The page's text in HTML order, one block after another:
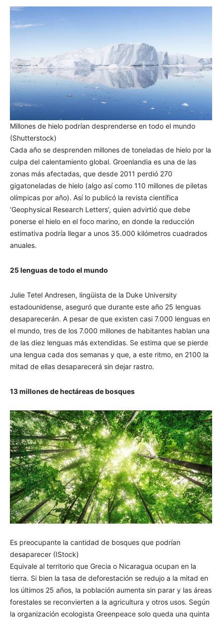
Millones de hielo podrían desprenderse en todo el mundo
(Shutterstock)
Cada año se desprenden millones de toneladas de hielo por la
culpa del calentamiento global. Groenlandia es una de las
zonas más afectadas, que desde 2011 perdió 270
gigatoneladas de hielo (algo así como 110 millones de piletas
olímpicas por año). Así lo publicó la revista científica
‘Geophysical Research Letters’, quien advirtió que debe
ponerse el hielo en el foco marino, en donde la reducción
estimativa podría llegar a unos 35.000 kilómetros cuadrados
anuales.
25 lenguas de todo el mundo
Julie Tetel Andresen, lingüista de la Duke University
estadounidense, aseguró que durante este año 25 lenguas
desaparecerán. A pesar de que existen casi 7.000 lenguas en
el mundo, tres de los 7.000 millones de habitantes hablan una
de las diez lenguas más extendidas. Se estima que se pierde
una lengua cada dos semanas y que, a este ritmo, en 2100 la
mitad de ellas desaparecerá sin dejar rastro.
13 millones de hectáreas de bosques
Es preocupante la cantidad de bosques que podrían
desaparecer (IStock)
Equivale al territorio que Grecia o Nicaragua ocupan en la
tierra. Si bien la tasa de deforestación se redujo a la mitad en
los últimos 25 años, la población aumenta sin parar y las áreas
forestales se reconvierten a la agricultura y otros usos. Según
la organización ecologista Greenpeace solo queda una quinta